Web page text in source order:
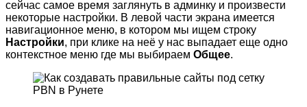
сейчас самое время заглянуть в админку и произвести
некоторые настройки. В левой части экрана имеется
навигационное меню, в котором мы ищем строку
Настройки, при клике на неё у нас выпадает еще одно
контекстное меню где мы выбираем Общее.